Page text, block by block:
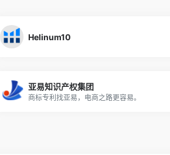
Helinum10
亚易知识产权集团
商标专利找亚易，电商之路更容易。